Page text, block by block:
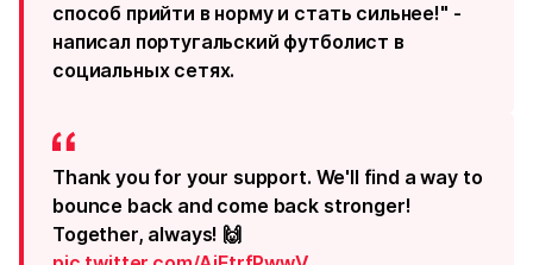
способ прийти в норму и стать сильнее!" -
написал португальский футболист в
социальных сетях.
Thank you for your support. We'll find a way to
bounce back and come back stronger!
Together, always! 🙌